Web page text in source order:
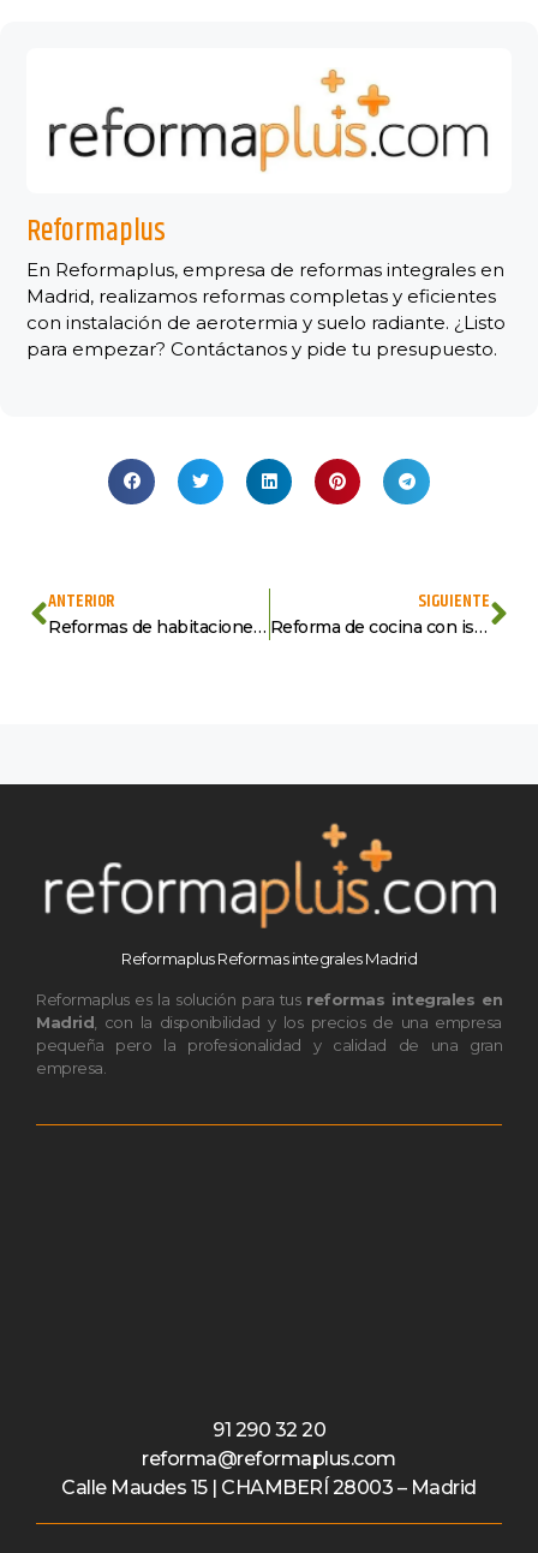
Reformaplus
En Reformaplus, empresa de reformas integrales en
Madrid, realizamos reformas completas y eficientes
con instalación de aerotermia y suelo radiante. ¿Listo
para empezar? Contáctanos y pide tu presupuesto.
ANTERIOR
Reformas de habitaciones con estilo: ideas que harán tu dormitorio más moderno y funcional
SIGUIENTE
Reforma de cocina con isla: ¿Cuándo merece la pena y cuándo no?
Reformaplus Reformas integrales Madrid
Reformaplus es la solución para tus reformas integrales en
Madrid , con la disponibilidad y los precios de una empresa
pequeña pero la profesionalidad y calidad de una gran
empresa.
91 290 32 20
reforma@reformaplus.com
Calle Maudes 15 | CHAMBERÍ 28003 – Madrid